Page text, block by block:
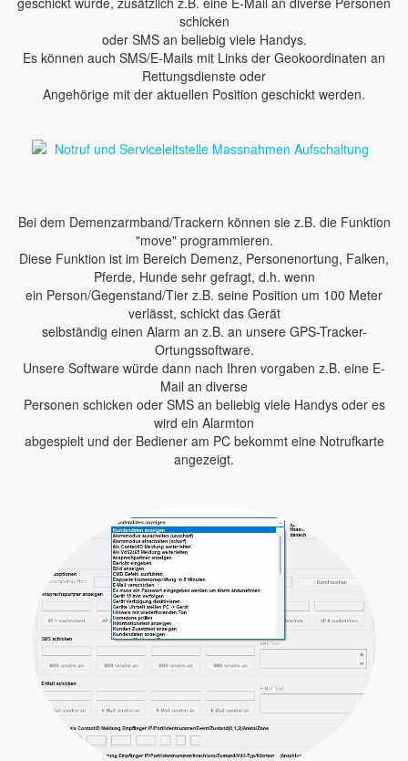
schicken
oder SMS an beliebig viele Handys.
Es können auch SMS/E-Mails mit Links der Geokoordinaten an
Rettungsdienste oder
Angehörige mit der aktuellen Position geschickt werden.
Bei dem Demenzarmband/Trackern können sie z.B. die Funktion
"move" programmieren.
Diese Funktion ist im Bereich Demenz, Personenortung, Falken,
Pferde, Hunde sehr gefragt, d.h. wenn
ein Person/Gegenstand/Tier z.B. seine Position um 100 Meter
verlässt, schickt das Gerät
selbständig einen Alarm an z.B. an unsere GPS-Tracker-
Ortungssoftware.
Unsere Software würde dann nach Ihren vorgaben z.B. eine E-
Mail an diverse
Personen schicken oder SMS an beliebig viele Handys oder es
wird ein Alarmton
abgespielt und der Bediener am PC bekommt eine Notrufkarte
angezeigt.